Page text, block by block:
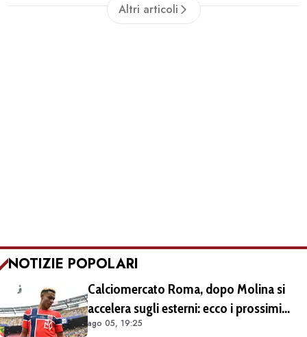
Altri articoli
NOTIZIE POPOLARI
Calciomercato Roma, dopo Molina si
accelera sugli esterni: ecco i prossimi
obiettivi
ago 05, 19:25